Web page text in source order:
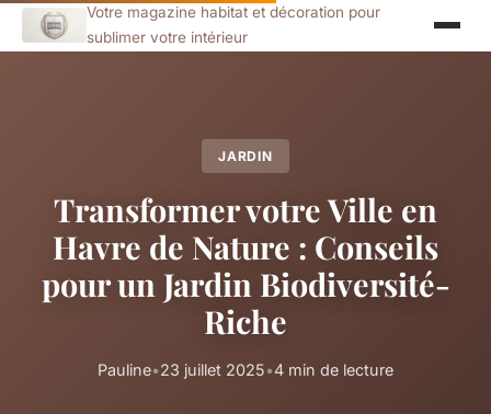
Votre magazine habitat et décoration pour
sublimer votre intérieur
JARDIN
Transformer votre Ville en
Havre de Nature : Conseils
pour un Jardin Biodiversité-
Riche
Pauline•23 juillet 2025•4 min de lecture